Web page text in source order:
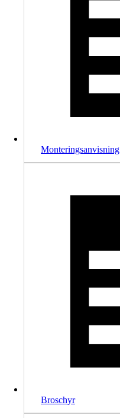
Monteringsanvisning
Broschyr